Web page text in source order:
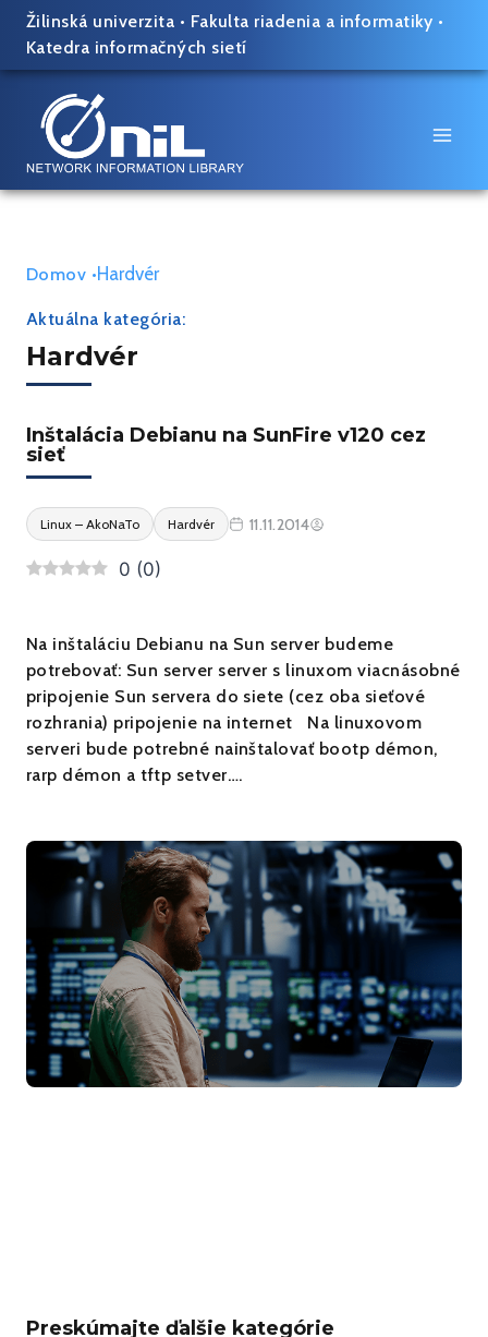
Skip
content
Žilinská univerzita • Fakulta riadenia a informatiky •
Katedra informačných sietí
Preskúmajte ďalšie kategórie
Domov •Hardvér
Aktuálna kategória:
Hardvér
Inštalácia Debianu na SunFire v120 cez
sieť
Linux – AkoNaTo Hardvér 11.11.2014
0 (0)
Na inštaláciu Debianu na Sun server budeme
potrebovať: Sun server server s linuxom viacnásobné
pripojenie Sun servera do siete (cez oba sieťové
rozhrania) pripojenie na internet Na linuxovom
serveri bude potrebné nainštalovať bootp démon,
rarp démon a tftp setver….